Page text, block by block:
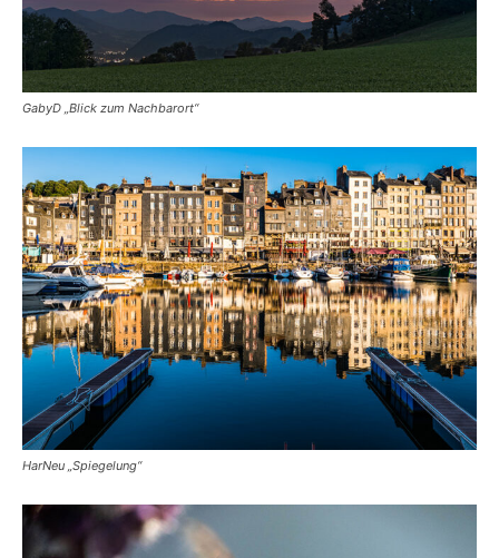
GabyD „Blick zum Nachbarort“
HarNeu „Spiegelung“